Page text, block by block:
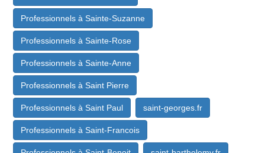
Professionnels à Sainte-Suzanne
Professionnels à Sainte-Rose
Professionnels à Sainte-Anne
Professionnels à Saint Pierre
Professionnels à Saint Paul saint-georges.fr
Professionnels à Saint-Francois